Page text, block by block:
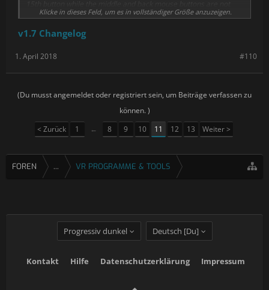
pressed lol). Some author flags have also been added, some
Klicke in dieses Feld, um es in vollständiger Größe anzuzeigen.
v1.7 Changelog
#110
1. April 2018
(Du musst angemeldet oder registriert sein, um Beiträge verfassen zu
können. )
< Zurück
1 ← 8 9 10 11 12 13 Weiter >
FOREN ... VR PROGRAMME & TOOLS
Progressiv dunkel Deutsch [Du]
Kontakt Hilfe Datenschutzerklärung Impressum